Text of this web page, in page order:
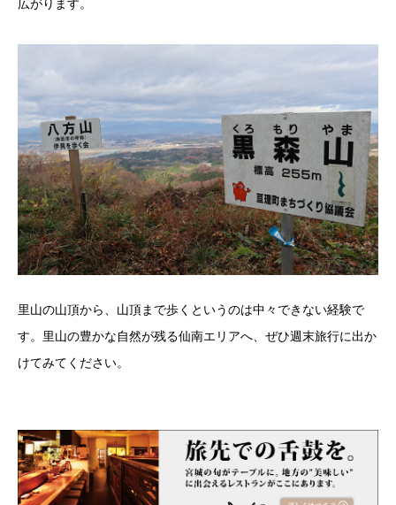
広がります。
里山の山頂から、山頂まで歩くというのは中々できない経験で
す。里山の豊かな自然が残る仙南エリアへ、ぜひ週末旅行に出か
けてみてください。